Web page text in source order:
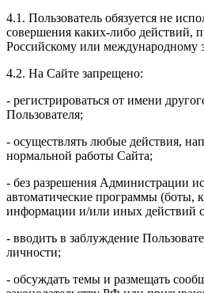
4.1. Пользователь обязуется не
совершения каких-либо действий,
Российскому или международному
4.2. На Сайте запрещено:
- регистрироваться от имени
Пользователя;
- осуществлять любые действия,
нормальной работы Сайта;
- без разрешения Администрации
автоматические программы (боты,
информации и/или иных действий
- вводить в заблуждение
личности;
- обсуждать темы и размещать